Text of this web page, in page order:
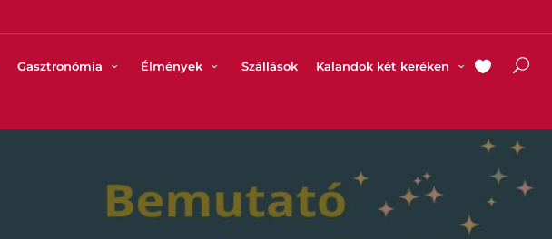
Gasztronómia Élmények Szállások Kalandok két keréken